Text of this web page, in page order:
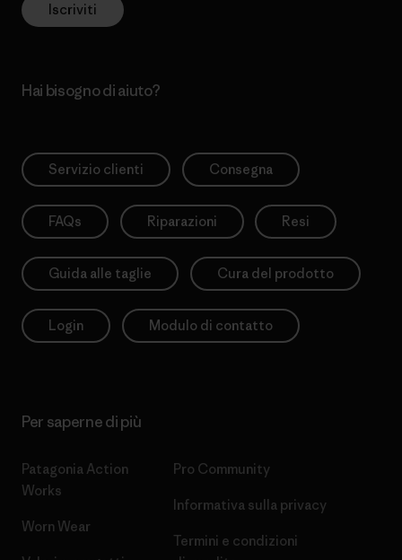
Iscriviti
Hai bisogno di aiuto?
Servizio clienti Consegna
FAQs Riparazioni Resi
Guida alle taglie Cura del prodotto
Login Modulo di contatto
Per saperne di più
Patagonia Action
Works
Worn Wear
Pro Community
Informativa sulla privacy
Termini e condizioni